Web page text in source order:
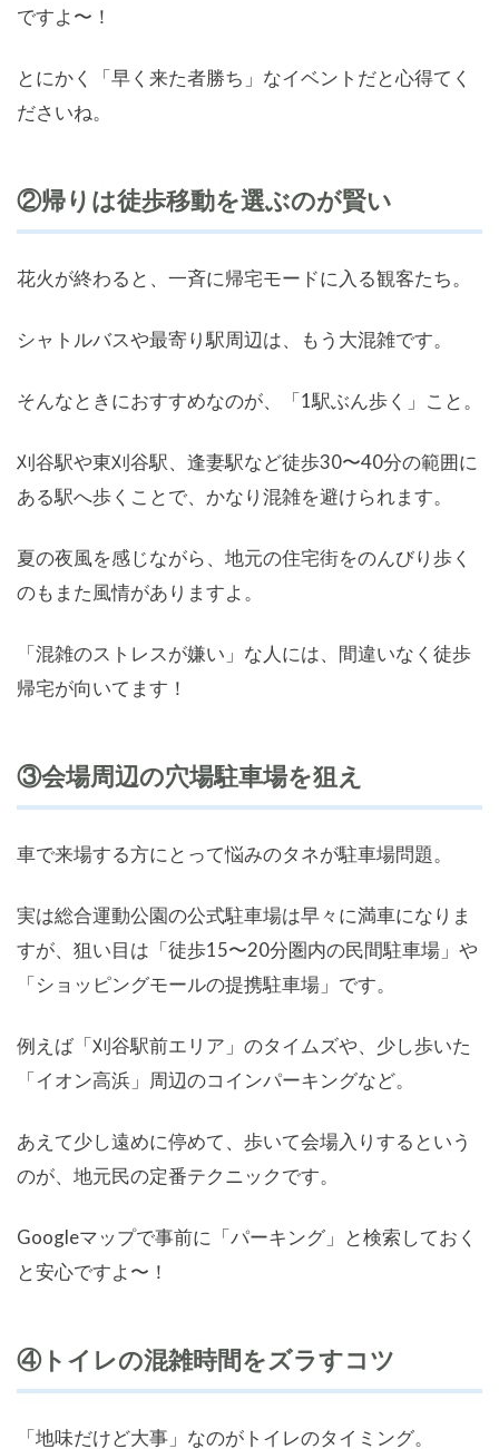
ですよ〜！
とにかく「早く来た者勝ち」なイベントだと心得てく
ださいね。
②帰りは徒歩移動を選ぶのが賢い
花火が終わると、一斉に帰宅モードに入る観客たち。
シャトルバスや最寄り駅周辺は、もう大混雑です。
そんなときにおすすめなのが、「1駅ぶん歩く」こと。
刈谷駅や東刈谷駅、逢妻駅など徒歩30〜40分の範囲に
ある駅へ歩くことで、かなり混雑を避けられます。
夏の夜風を感じながら、地元の住宅街をのんびり歩く
のもまた風情がありますよ。
「混雑のストレスが嫌い」な人には、間違いなく徒歩
帰宅が向いてます！
③会場周辺の穴場駐車場を狙え
車で来場する方にとって悩みのタネが駐車場問題。
実は総合運動公園の公式駐車場は早々に満車になりま
すが、狙い目は「徒歩15〜20分圏内の民間駐車場」や
「ショッピングモールの提携駐車場」です。
例えば「刈谷駅前エリア」のタイムズや、少し歩いた
「イオン高浜」周辺のコインパーキングなど。
あえて少し遠めに停めて、歩いて会場入りするという
のが、地元民の定番テクニックです。
Googleマップで事前に「パーキング」と検索しておく
と安心ですよ〜！
④トイレの混雑時間をズラすコツ
「地味だけど大事」なのがトイレのタイミング。